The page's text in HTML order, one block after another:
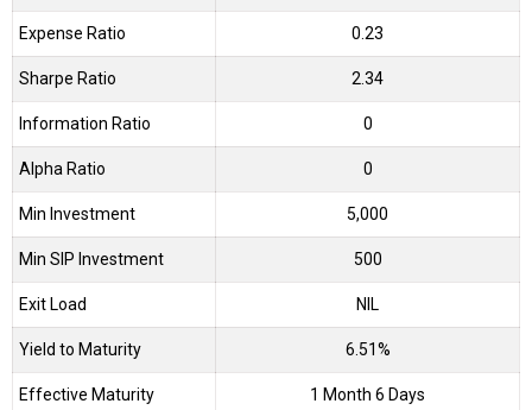
Expense Ratio 0.23
Sharpe Ratio 2.34
Information Ratio 0
Alpha Ratio 0
Min Investment 5,000
Min SIP Investment 500
Exit Load NIL
Yield to Maturity 6.51%
Effective Maturity 1 Month 6 Days